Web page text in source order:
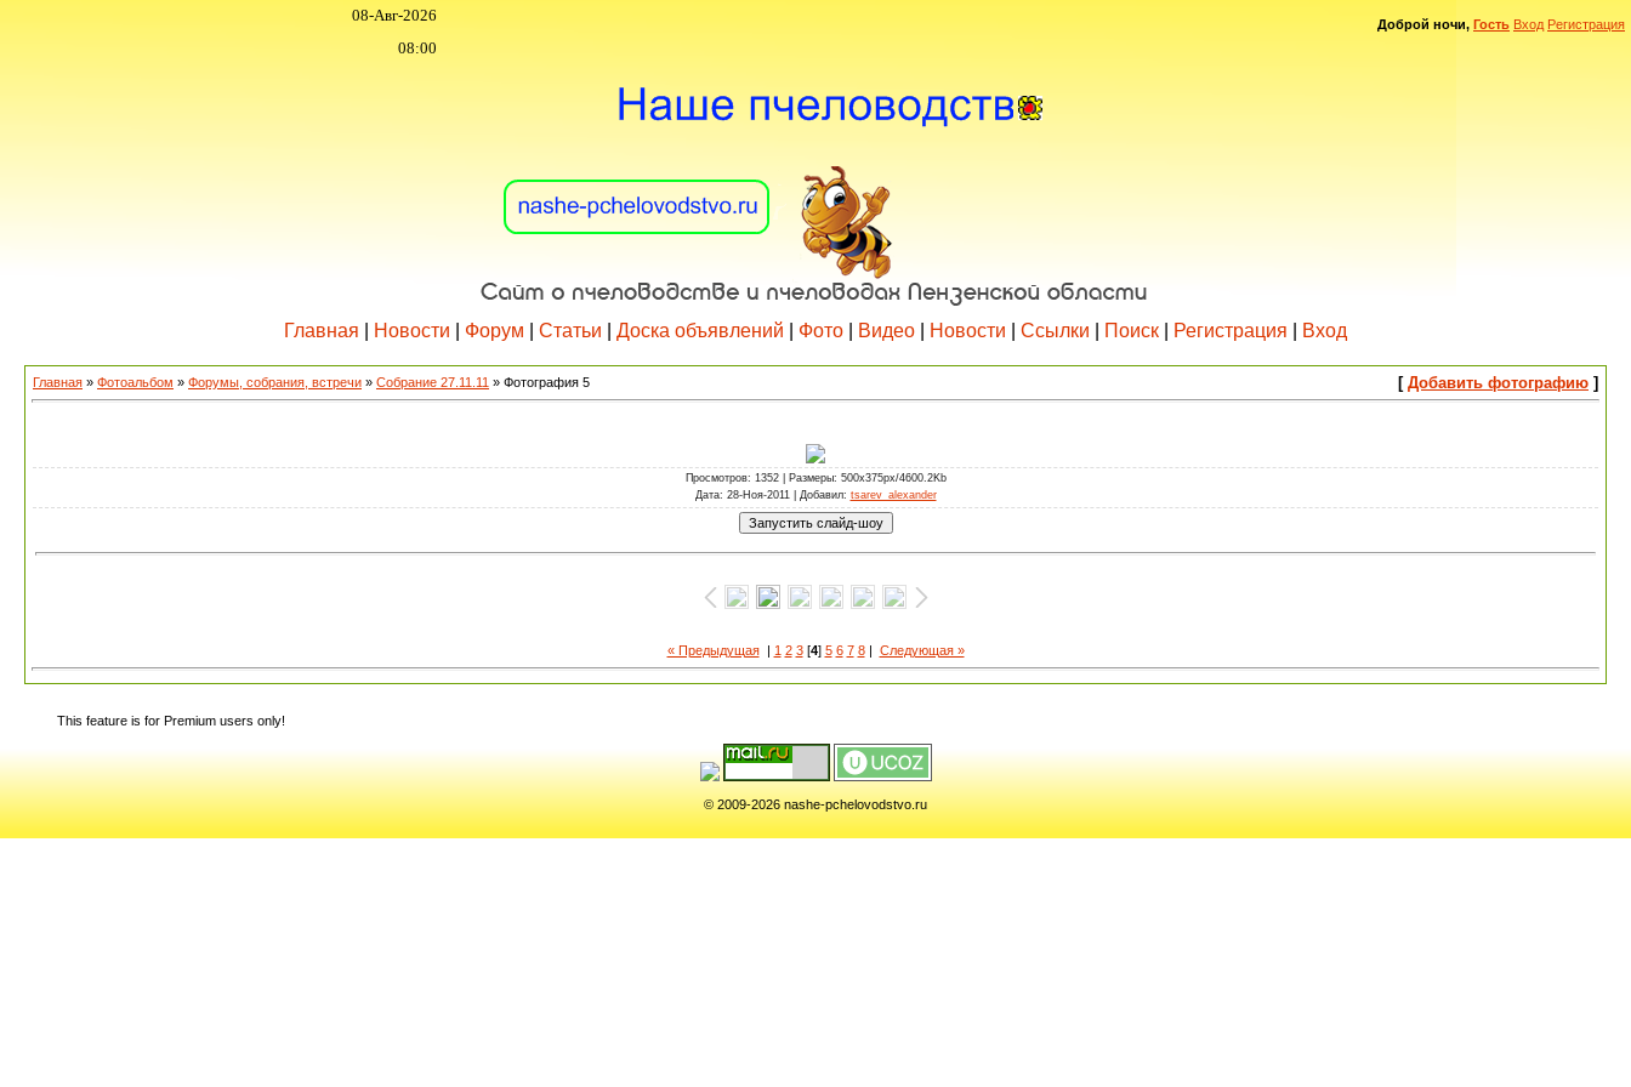
08-Авг-2026
08:00
Доброй ночи, Гость Вход Регистрация
Главная Новости Форум Статьи Доска объявлений Фото Видео Новости Ссылки Поиск Регистрация Вход
Главная » Фотоальбом » Форумы, собрания, встречи » Собрание 27.11.11 » Фотография 5 [ Добавить фотографию ]
Просмотров: 1352 | Размеры: 500x375px/4600.2Kb
Дата: 28-Ноя-2011 | Добавил: tsarev_alexander
« Предыдущая| 1 2 3[4] 5 6 7 8| Следующая »
This feature is for Premium users only!
© 2009-2026 nashe-pchelovodstvo.ru